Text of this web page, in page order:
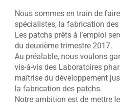
Nous sommes en train de
spécialistes, la fabrication
Les patchs prêts à l’emploi
du deuxième trimestre 2017.
Au préalable, nous voulons
vis-à-vis des Laboratoires
maîtrise du développement
la fabrication des patchs.
Notre ambition est de mettre